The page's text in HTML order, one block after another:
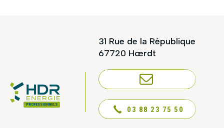
PROFESSIONNELS
31 Rue de la République
67720 Hœrdt
NOUS CONTACTER
03 88 23 75 50